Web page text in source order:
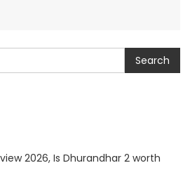
Search
2026, Is Dhurandhar 2 worth